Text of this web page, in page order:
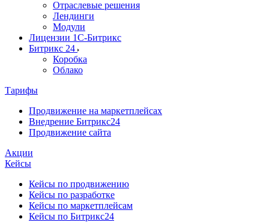
Отраслевые решения
Лендинги
Модули
Лицензии 1С-Битрикс
Битрикс 24
Коробка
Облако
Тарифы
Продвижение на маркетплейсах
Внедрение Битрикс24
Продвижение сайта
Акции
Кейсы
Кейсы по продвижению
Кейсы по разработке
Кейсы по маркетплейсам
Кейсы по Битрикс24